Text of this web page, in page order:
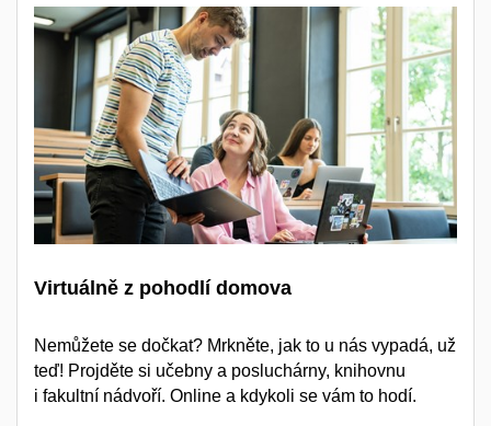
Virtuálně z pohodlí domova
Nemůžete se dočkat? Mrkněte, jak to u nás vypadá, už
teď! Projděte si učebny a posluchárny, knihovnu
i fakultní nádvoří. Online a kdykoli se vám to hodí.